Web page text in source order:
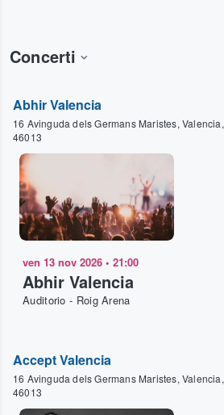
Concerti
Abhir Valencia
16 Avinguda dels Germans Maristes, Valencia,
46013
ven 13 nov 2026 • 21:00
Abhir Valencia
Auditorio - Roig Arena
Accept Valencia
16 Avinguda dels Germans Maristes, Valencia,
46013